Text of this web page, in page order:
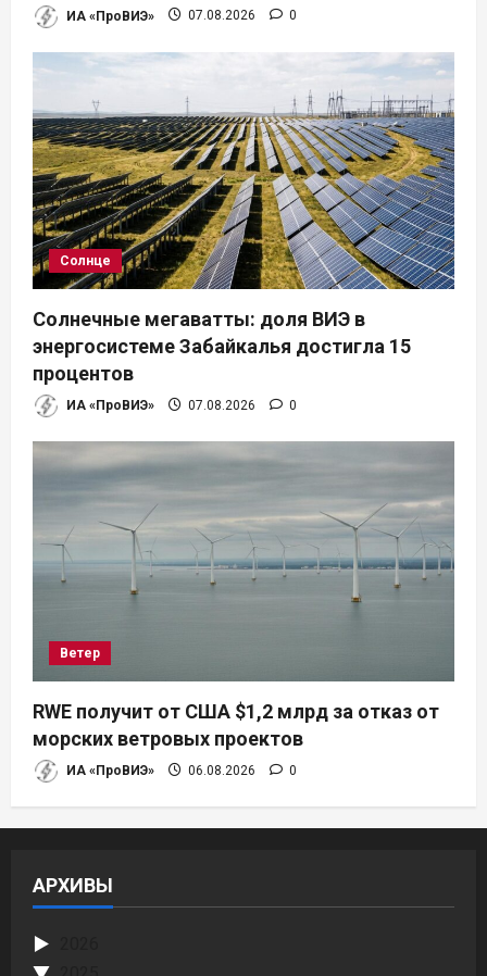
ИА «ПроВИЭ» 07.08.2026 0
Солнце
Солнечные мегаватты: доля ВИЭ в
энергосистеме Забайкалья достигла 15
процентов
ИА «ПроВИЭ» 07.08.2026 0
Ветер
RWE получит от США $1,2 млрд за отказ от
морских ветровых проектов
ИА «ПроВИЭ» 06.08.2026 0
АРХИВЫ